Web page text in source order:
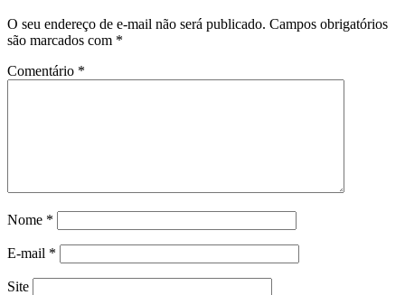
O seu endereço de e-mail não será publicado. Campos obrigatórios
são marcados com *
Comentário *
Nome *
E-mail *
Site